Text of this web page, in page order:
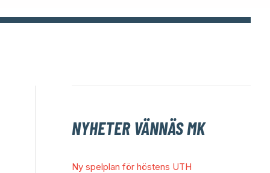
NYHETER VÄNNÄS MK
Ny spelplan för höstens UTH